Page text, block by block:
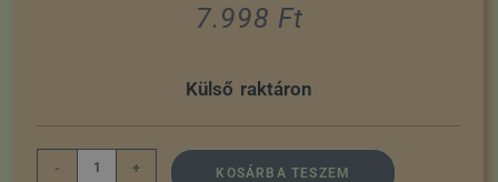
7.998 Ft
Külső raktáron
- + KOSÁRBA TESZEM